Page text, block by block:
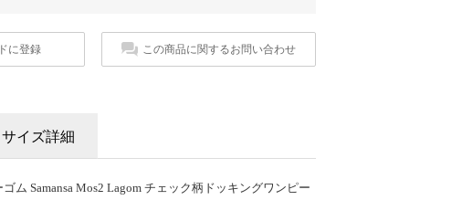
に登録 この商品に関するお問い合わせ
サイズ詳細
ム Samansa Mos2 Lagom チェック柄ドッキングワンピー